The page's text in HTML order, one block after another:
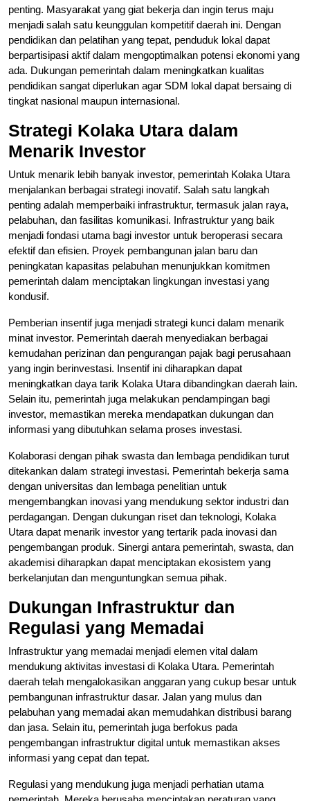
penting. Masyarakat yang giat bekerja dan ingin terus maju
menjadi salah satu keunggulan kompetitif daerah ini. Dengan
pendidikan dan pelatihan yang tepat, penduduk lokal dapat
berpartisipasi aktif dalam mengoptimalkan potensi ekonomi yang
ada. Dukungan pemerintah dalam meningkatkan kualitas
pendidikan sangat diperlukan agar SDM lokal dapat bersaing di
tingkat nasional maupun internasional.
Strategi Kolaka Utara dalam
Menarik Investor
Untuk menarik lebih banyak investor, pemerintah Kolaka Utara
menjalankan berbagai strategi inovatif. Salah satu langkah
penting adalah memperbaiki infrastruktur, termasuk jalan raya,
pelabuhan, dan fasilitas komunikasi. Infrastruktur yang baik
menjadi fondasi utama bagi investor untuk beroperasi secara
efektif dan efisien. Proyek pembangunan jalan baru dan
peningkatan kapasitas pelabuhan menunjukkan komitmen
pemerintah dalam menciptakan lingkungan investasi yang
kondusif.
Pemberian insentif juga menjadi strategi kunci dalam menarik
minat investor. Pemerintah daerah menyediakan berbagai
kemudahan perizinan dan pengurangan pajak bagi perusahaan
yang ingin berinvestasi. Insentif ini diharapkan dapat
meningkatkan daya tarik Kolaka Utara dibandingkan daerah lain.
Selain itu, pemerintah juga melakukan pendampingan bagi
investor, memastikan mereka mendapatkan dukungan dan
informasi yang dibutuhkan selama proses investasi.
Kolaborasi dengan pihak swasta dan lembaga pendidikan turut
ditekankan dalam strategi investasi. Pemerintah bekerja sama
dengan universitas dan lembaga penelitian untuk
mengembangkan inovasi yang mendukung sektor industri dan
perdagangan. Dengan dukungan riset dan teknologi, Kolaka
Utara dapat menarik investor yang tertarik pada inovasi dan
pengembangan produk. Sinergi antara pemerintah, swasta, dan
akademisi diharapkan dapat menciptakan ekosistem yang
berkelanjutan dan menguntungkan semua pihak.
Dukungan Infrastruktur dan
Regulasi yang Memadai
Infrastruktur yang memadai menjadi elemen vital dalam
mendukung aktivitas investasi di Kolaka Utara. Pemerintah
daerah telah mengalokasikan anggaran yang cukup besar untuk
pembangunan infrastruktur dasar. Jalan yang mulus dan
pelabuhan yang memadai akan memudahkan distribusi barang
dan jasa. Selain itu, pemerintah juga berfokus pada
pengembangan infrastruktur digital untuk memastikan akses
informasi yang cepat dan tepat.
Regulasi yang mendukung juga menjadi perhatian utama